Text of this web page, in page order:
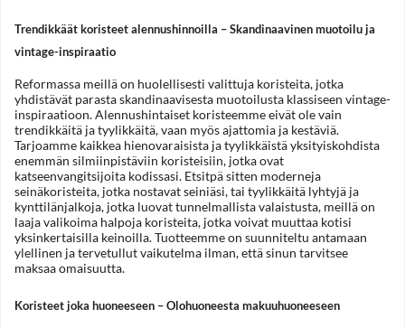
Trendikkäät koristeet alennushinnoilla – Skandinaavinen muotoilu ja
vintage-inspiraatio
Reformassa meillä on huolellisesti valittuja koristeita, jotka
yhdistävät parasta skandinaavisesta muotoilusta klassiseen vintage-
inspiraatioon. Alennushintaiset koristeemme eivät ole vain
trendikkäitä ja tyylikkäitä, vaan myös ajattomia ja kestäviä.
Tarjoamme kaikkea hienovaraisista ja tyylikkäistä yksityiskohdista
enemmän silmiinpistäviin koristeisiin, jotka ovat
katseenvangitsijoita kodissasi. Etsitpä sitten moderneja
seinäkoristeita, jotka nostavat seiniäsi, tai tyylikkäitä lyhtyjä ja
kynttilänjalkoja, jotka luovat tunnelmallista valaistusta, meillä on
laaja valikoima halpoja koristeita, jotka voivat muuttaa kotisi
yksinkertaisilla keinoilla. Tuotteemme on suunniteltu antamaan
ylellinen ja tervetullut vaikutelma ilman, että sinun tarvitsee
maksaa omaisuutta.
Koristeet joka huoneeseen – Olohuoneesta makuuhuoneeseen